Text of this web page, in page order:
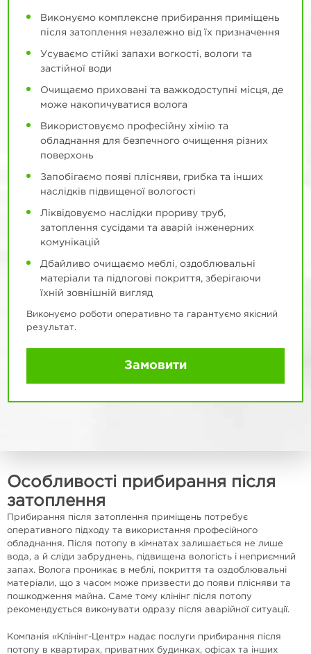
Виконуємо комплексне прибирання приміщень
після затоплення незалежно від їх призначення
Усуваємо стійкі запахи вогкості, вологи та
застійної води
Очищаємо приховані та важкодоступні місця, де
може накопичуватися волога
Використовуємо професійну хімію та
обладнання для безпечного очищення різних
поверхонь
Запобігаємо появі плісняви, грибка та інших
наслідків підвищеної вологості
Ліквідовуємо наслідки прориву труб,
затоплення сусідами та аварій інженерних
комунікацій
Дбайливо очищаємо меблі, оздоблювальні
матеріали та підлогові покриття, зберігаючи
їхній зовнішній вигляд
Виконуємо роботи оперативно та гарантуємо якісний
результат.
Замовити
Особливості прибирання після
затоплення
Прибирання після затоплення приміщень потребує
оперативного підходу та використання професійного
обладнання. Після потопу в кімнатах залишається не лише
вода, а й сліди забруднень, підвищена вологість і неприємний
запах. Волога проникає в меблі, покриття та оздоблювальні
матеріали, що з часом може призвести до появи плісняви та
пошкодження майна. Саме тому клінінг після потопу
рекомендується виконувати одразу після аварійної ситуації.
Компанія «Клінінг-Центр» надає послуги прибирання після
потопу в квартирах, приватних будинках, офісах та інших